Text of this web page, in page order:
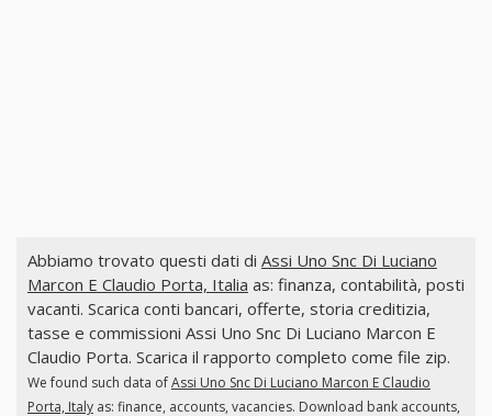
Abbiamo trovato questi dati di Assi Uno Snc Di Luciano
Marcon E Claudio Porta, Italia as: finanza, contabilità, posti
vacanti. Scarica conti bancari, offerte, storia creditizia,
tasse e commissioni Assi Uno Snc Di Luciano Marcon E
Claudio Porta. Scarica il rapporto completo come file zip.
We found such data ofAssi Uno Snc Di Luciano Marcon E Claudio
Porta, Italyas: finance, accounts, vacancies. Download bank accounts,